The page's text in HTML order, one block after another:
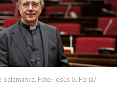
Foto: Jesús G. Feria/